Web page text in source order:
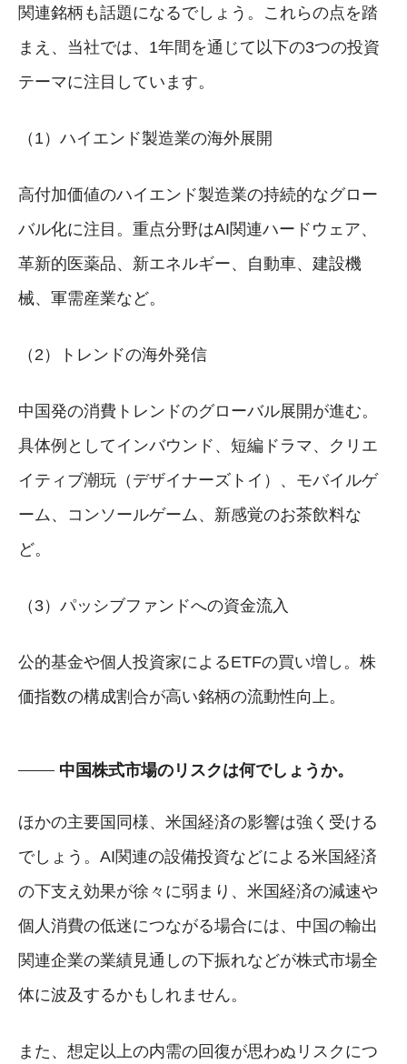
関連銘柄も話題になるでしょう。これらの点を踏
まえ、当社では、1年間を通じて以下の3つの投資
テーマに注目しています。
（1）ハイエンド製造業の海外展開
高付加価値のハイエンド製造業の持続的なグロー
バル化に注目。重点分野はAI関連ハードウェア、
革新的医薬品、新エネルギー、自動車、建設機
械、軍需産業など。
（2）トレンドの海外発信
中国発の消費トレンドのグローバル展開が進む。
具体例としてインバウンド、短編ドラマ、クリエ
イティブ潮玩（デザイナーズトイ）、モバイルゲ
ーム、コンソールゲーム、新感覚のお茶飲料な
ど。
（3）パッシブファンドへの資金流入
公的基金や個人投資家によるETFの買い増し。株
価指数の構成割合が高い銘柄の流動性向上。
中国株式市場のリスクは何でしょうか。
ほかの主要国同様、米国経済の影響は強く受ける
でしょう。AI関連の設備投資などによる米国経済
の下支え効果が徐々に弱まり、米国経済の減速や
個人消費の低迷につながる場合には、中国の輸出
関連企業の業績見通しの下振れなどが株式市場全
体に波及するかもしれません。
また、想定以上の内需の回復が思わぬリスクにつ